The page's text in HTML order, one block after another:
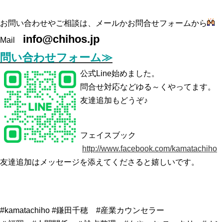
お問い合わせやご相談は、メールかお問合せフォームから
Mail info@chihos.jp
問い合わせフォーム≫
公式Line始めました。
問合せ対応などゆる～くやってます。
友達追加もどうぞ♪
フェイスブック
http://www.facebook.com/kamatachiho
友達追加はメッセージを添えてくださると嬉しいです。
#kamatachiho #鎌田千穂 #産業カウンセラー